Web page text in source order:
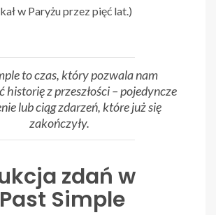
w Paryżu przez pięć lat.)
to czas, który pozwala nam
historię z przeszłości – pojedyncze
lub ciąg zdarzeń, które już się
zakończyły.
zdań w
Simple